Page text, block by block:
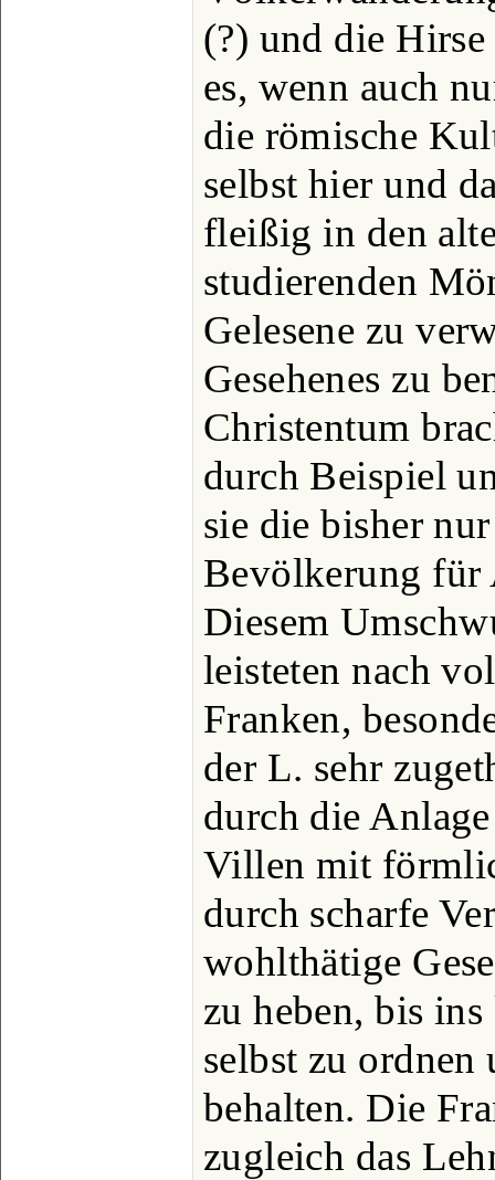
(?) und die
es, wenn auch
die römische
selbst hier und
fleißig in den
studierenden
Gelesene zu
Gesehenes zu
Christentum
durch Beispiel
sie die bisher
Bevölkerung für
Diesem
leisteten nach
Franken,
der L. sehr
durch die
Villen mit
durch scharfe
wohlthätige
zu heben, bis
selbst zu
behalten. Die
zugleich das